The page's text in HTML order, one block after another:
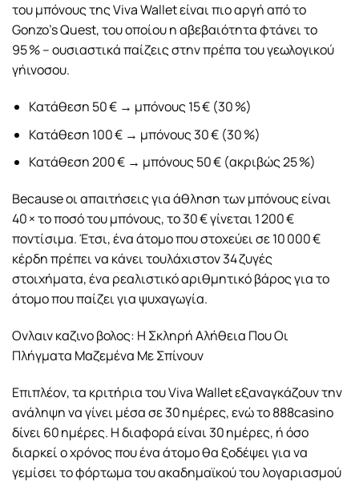
του μπόνους της Viva Wallet είναι πιο αργή από το
Gonzo’s Quest, του οποίου η αβεβαιότητα φτάνει το
95 % – ουσιαστικά παίζεις στην πρέπα του γεωλογικού
γήινοσου.
Κατάθεση 50 € → μπόνους 15 € (30 %)
Κατάθεση 100 € → μπόνους 30 € (30 %)
Κατάθεση 200 € → μπόνους 50 € (ακριβώς 25 %)
Because οι απαιτήσεις για άθληση των μπόνους είναι
40 × το ποσό του μπόνους, το 30 € γίνεται 1 200 €
ποντίσιμα. Έτσι, ένα άτομο που στοχεύει σε 10 000 €
κέρδη πρέπει να κάνει τουλάχιστον 34 ζυγές
στοιχήματα, ένα ρεαλιστικό αριθμητικό βάρος για το
άτομο που παίζει για ψυχαγωγία.
Ονλαιν καζινο βολος: Η Σκληρή Αλήθεια Που Οι
Πλήγματα Μαζεμένα Με Σπίνουν
Επιπλέον, τα κριτήρια του Viva Wallet εξαναγκάζουν την
ανάληψη να γίνει μέσα σε 30 ημέρες, ενώ το 888casino
δίνει 60 ημέρες. Η διαφορά είναι 30 ημέρες, ή όσο
διαρκεί ο χρόνος που ένα άτομο θα ξοδέψει για να
γεμίσει το φόρτωμα του ακαδημαϊκού του λογαριασμού